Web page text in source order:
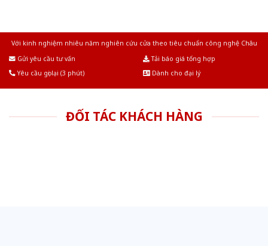
Với kinh nghiệm nhiêu năm nghiên cứu cửa theo tiêu chuẩn công nghệ Châu
Gửi yêu cầu tư vấn
Tải báo giá tổng hợp
Yêu cầu gọi lại (3 phút)
Dành cho đại lý
ĐỐI TÁC KHÁCH HÀNG